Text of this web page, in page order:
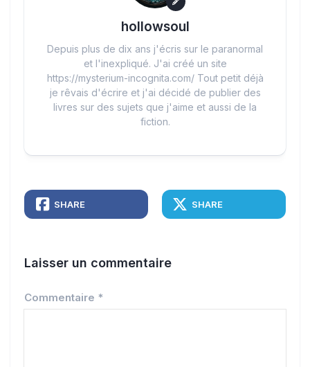
hollowsoul
Depuis plus de dix ans j'écris sur le paranormal
et l'inexpliqué. J'ai créé un site
https://mysterium-incognita.com/ Tout petit déjà
je rêvais d'écrire et j'ai décidé de publier des
livres sur des sujets que j'aime et aussi de la
fiction.
SHARE SHARE
Laisser un commentaire
Commentaire *